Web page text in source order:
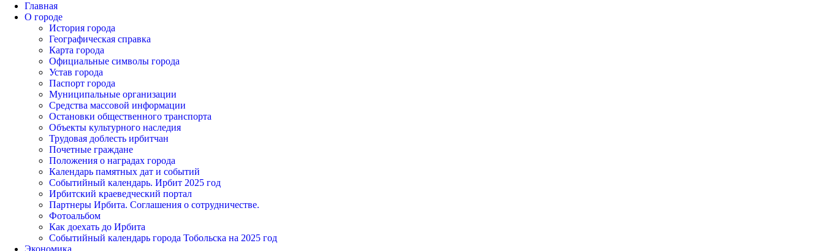
Главная
О городе
История города
Географическая справка
Карта города
Официальные символы города
Устав города
Паспорт города
Муниципальные организации
Средства массовой информации
Остановки общественного транспорта
Объекты культурного наследия
Трудовая доблесть ирбитчан
Почетные граждане
Положения о наградах города
Календарь памятных дат и событий
Событийный календарь. Ирбит 2025 год
Ирбитский краеведческий портал
Партнеры Ирбита. Соглашения о сотрудничестве.
Фотоальбом
Как доехать до Ирбита
Событийный календарь города Тобольска на 2025 год
Экономика